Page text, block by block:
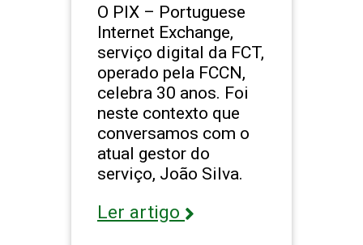
O PIX – Portuguese
Internet Exchange,
serviço digital da FCT,
operado pela FCCN,
celebra 30 anos. Foi
neste contexto que
conversamos com o
atual gestor do
serviço, João Silva.
Ler artigo